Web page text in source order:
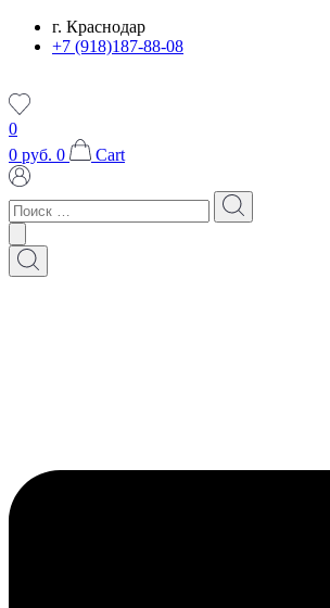
Перейтиг. Краснодар
+7 (918)187-88-08
0
0 руб. 0 Cart